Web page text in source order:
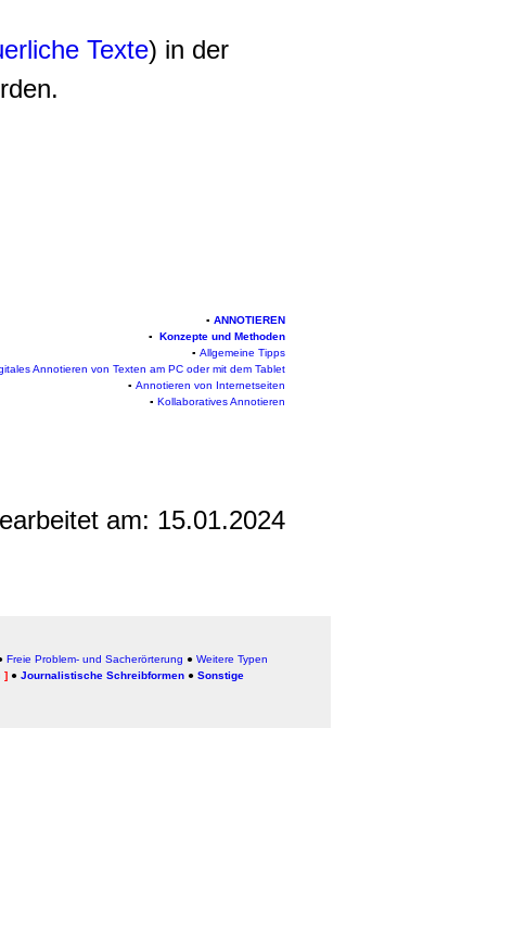
Texte) in der
▪ ANNOTIEREN
▪ Konzepte und Methoden
▪ Allgemeine Tipps
Annotieren von Texten am PC oder mit dem Tablet
▪ Annotieren von Internetseiten
▪ Kollaboratives Annotieren
am: 15.01.2024
Freie Problem- und Sacherörterung ● Weitere Typen
] ● Journalistische Schreibformen ● Sonstige